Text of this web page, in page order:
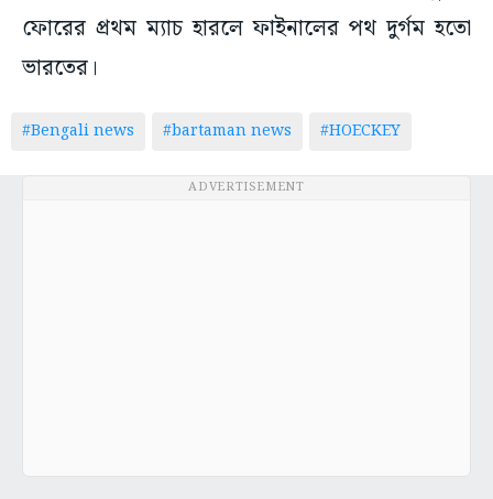
ফোরের প্রথম ম্যাচ হারলে ফাইনালের পথ দুর্গম হতো
ভারতের।
#Bengali news #bartaman news #HOECKEY
ADVERTISEMENT